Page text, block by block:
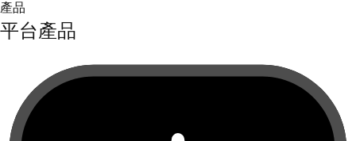
產品
平台產品